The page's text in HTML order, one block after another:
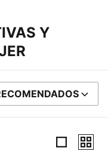
Y
POR